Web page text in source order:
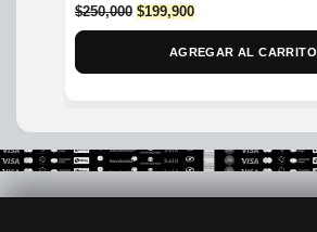
$250,000 Original
price
$199,900Current
price
is:
AGREGAR AL CARRITO